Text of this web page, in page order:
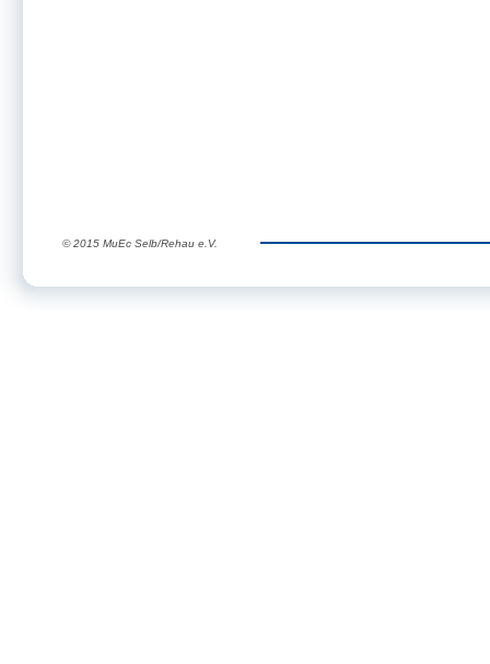
© 2015 MuEc Selb/Rehau e.V.